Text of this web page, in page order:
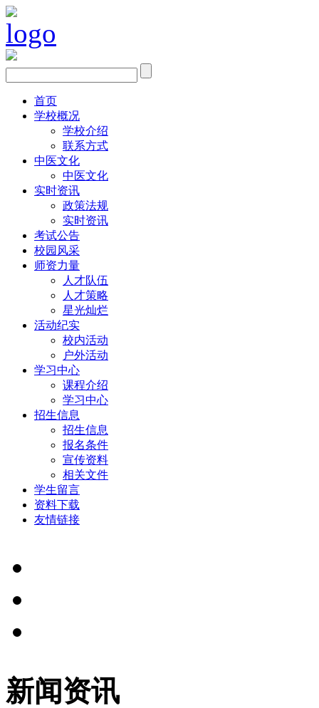
首页
学校概况
学校介绍
联系方式
中医文化
中医文化
实时资讯
政策法规
实时资讯
考试公告
校园风采
师资力量
人才队伍
人才策略
星光灿烂
活动纪实
校内活动
户外活动
学习中心
课程介绍
学习中心
招生信息
招生信息
报名条件
宣传资料
相关文件
学生留言
资料下载
友情链接
新闻资讯